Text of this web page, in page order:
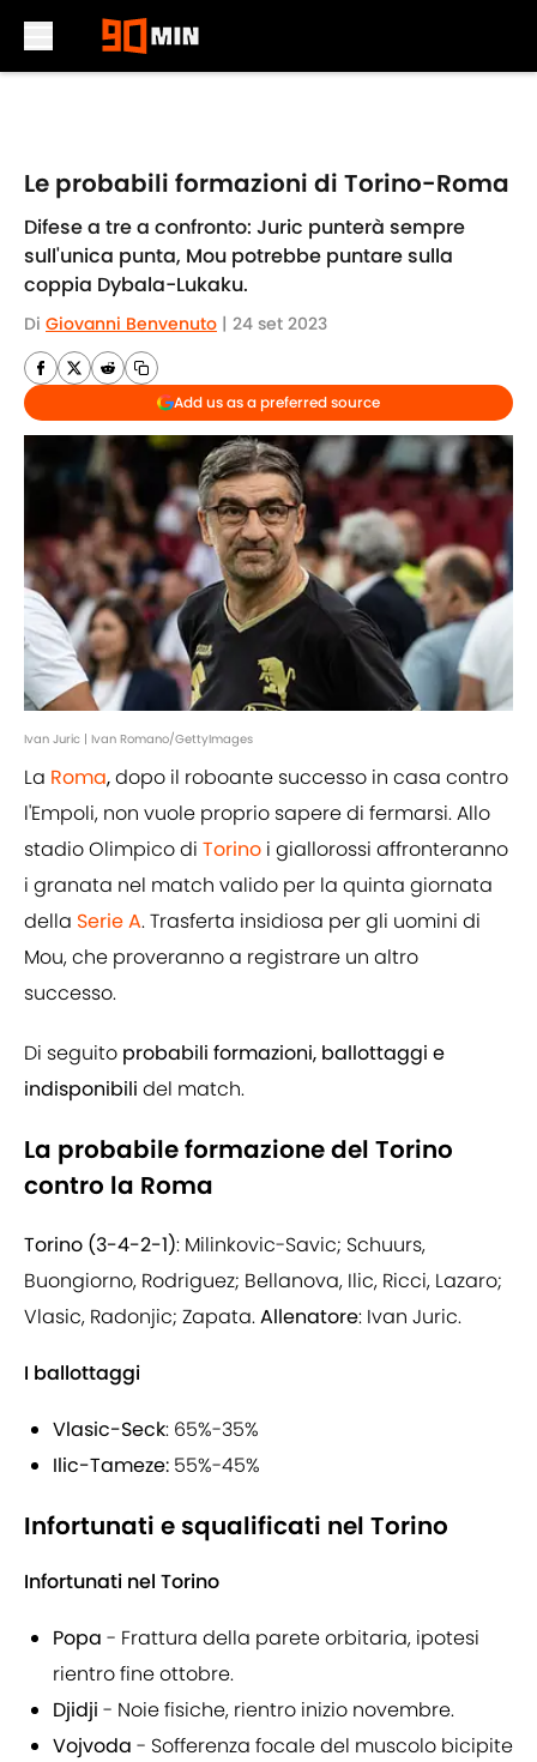
Le probabili formazioni di Torino-Roma
Difese a tre a confronto: Juric punterà sempre
sull'unica punta, Mou potrebbe puntare sulla
coppia Dybala-Lukaku.
Di Giovanni Benvenuto | 24 set 2023
Add us as a preferred source
Ivan Juric | Ivan Romano/GettyImages
La Roma,dopo il roboante successo in casa contro
l'Empoli, non vuole proprio sapere di fermarsi. Allo
stadio Olimpico di Torino i giallorossi affronteranno
i granata nel match valido per la quinta giornata
della Serie A. Trasferta insidiosa per gli uomini di
Mou, che proveranno a registrare un altro
successo.
Di seguito probabili formazioni, ballottaggi e
indisponibili del match.
La probabile formazione del Torino
contro la Roma
Torino (3-4-2-1): Milinkovic-Savic; Schuurs,
Buongiorno, Rodriguez; Bellanova, Ilic, Ricci, Lazaro;
Vlasic, Radonjic; Zapata.Allenatore: Ivan Juric.
I ballottaggi
Vlasic-Seck: 65%-35%
Ilic-Tameze: 55%-45%
Infortunati e squalificati nel Torino
Infortunati nel Torino
Popa - Frattura della parete orbitaria, ipotesi
rientro fine ottobre.
Djidji - Noie fisiche, rientro inizio novembre.
Vojvoda - Sofferenza focale del muscolo bicipite